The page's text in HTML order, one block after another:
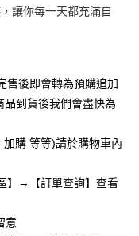
付方式。 讓您購物簡單
轉至「AFTEE先享後付」
讓你每一天都充滿自
售後即會轉為預購追加
到貨後我們會盡快為
購 等等)請於購物車內
】→【訂單查詢】查看
意